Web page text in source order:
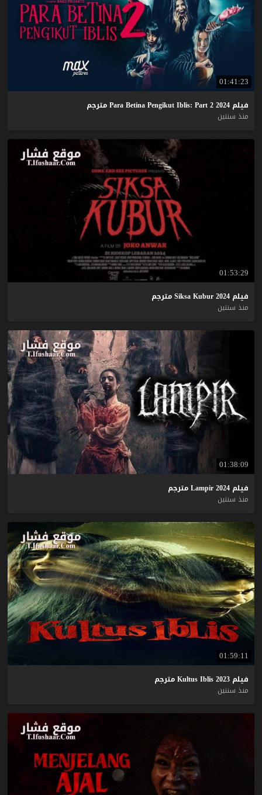
01:41:23
فيلم Para Betina Pengikut Iblis: Part 2 2024
مترجم
منذ سنتين
01:53:29
فيلم Siksa Kubur 2024
مترجم
منذ سنتين
01:38:09
فيلم Lampir 2024
مترجم
منذ سنتين
01:59:11
فيلم Kultus Iblis 2023
مترجم
منذ سنتين